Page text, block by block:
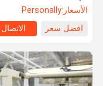
بالكامل
الأسعار:Personally
افضل سعر
الاتصال